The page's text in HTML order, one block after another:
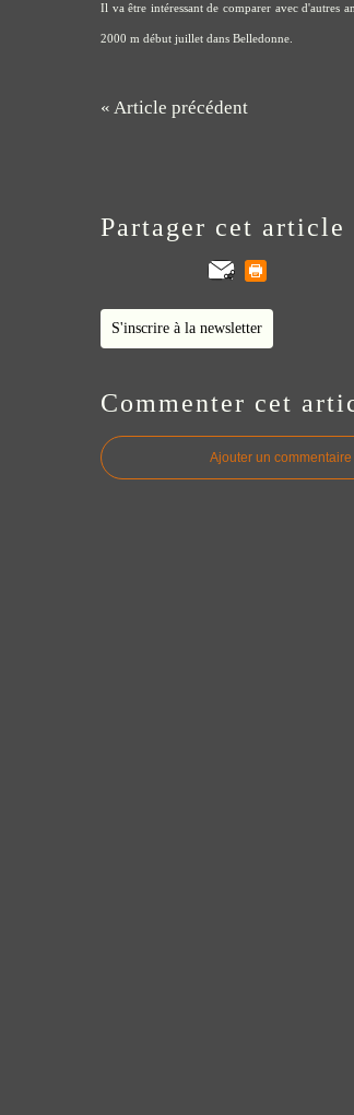
Il va être intéressant de comparer avec d'autres
2000 m début juillet dans Belledonne.
« Article précédent
Partager cet article
S'inscrire à la newsletter
Commenter cet
Ajouter un commentaire